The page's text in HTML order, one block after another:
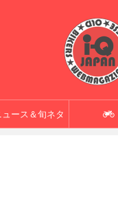
ース＆旬ネタ